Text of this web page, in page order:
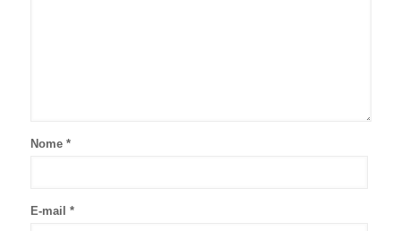
Nome *
E-mail *